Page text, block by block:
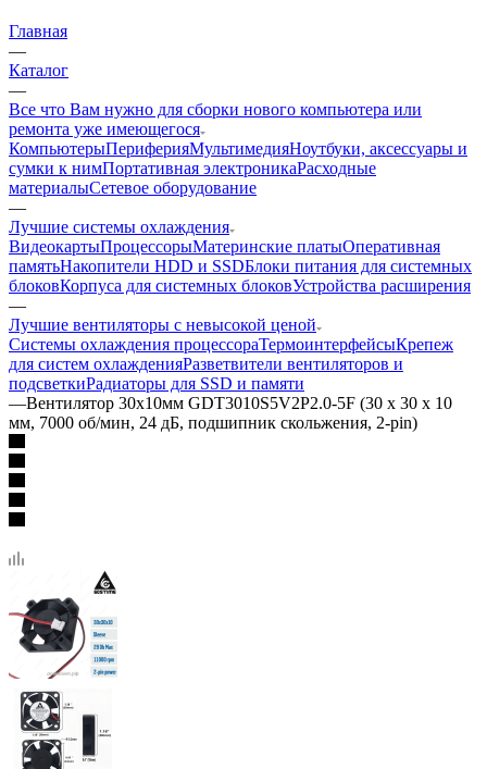
Главная
—
Каталог
—
Все что Вам нужно для сборки нового компьютера или
ремонта уже имеющегося
КомпьютерыПериферияМультимедияНоутбуки, аксессуары и
сумки к нимПортативная электроникаРасходные
материалыСетевое оборудование
—
Лучшие системы охлаждения
ВидеокартыПроцессорыМатеринские платыОперативная
памятьНакопители HDD и SSDБлоки питания для системных
блоковКорпуса для системных блоковУстройства расширения
—
Лучшие вентиляторы с невысокой ценой
Системы охлаждения процессораТермоинтерфейсыКрепеж
для систем охлажденияРазветвители вентиляторов и
подсветкиРадиаторы для SSD и памяти
—Вентилятор 30x10мм GDT3010S5V2P2.0-5F (30 х 30 х 10
мм, 7000 об/мин, 24 дБ, подшипник скольжения, 2-pin)